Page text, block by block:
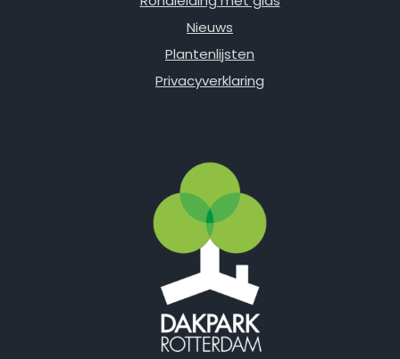
Nieuws
Plantenlijsten
Privacyverklaring